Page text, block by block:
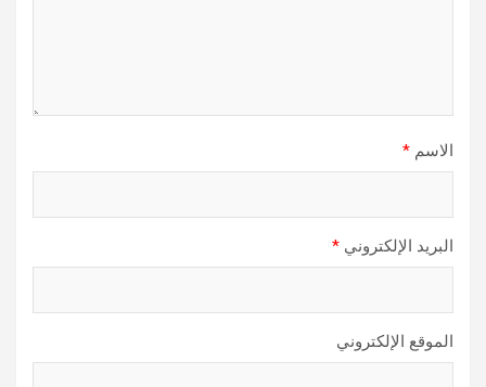
الاسم *
البريد الإلكتروني *
الموقع الإلكتروني